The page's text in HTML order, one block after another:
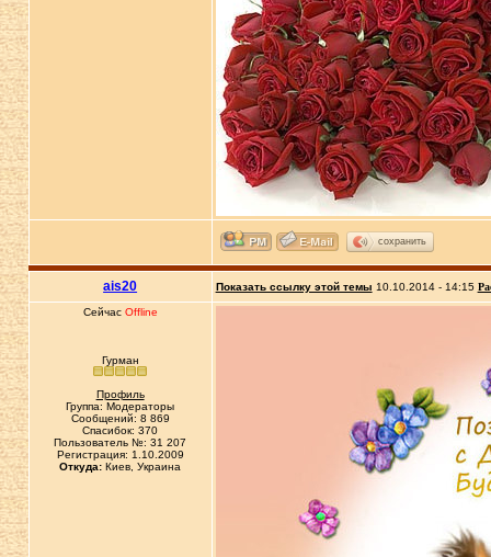
сохранить
ais20 Показать ссылку этой темы 10.10.2014 - 14:15
Сейчас Offline
Гурман
Профиль
Группа: Модераторы
Сообщений: 8 869
Спасибок: 370
Пользователь №: 31 207
Регистрация: 1.10.2009
Откуда: Киев, Украина